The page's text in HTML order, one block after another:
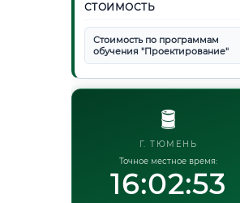
СТОИМОСТЬ
Стоимость по программам
обучения "Проектирование"
🛢️
Г. ТЮМЕНЬ
Точное местное время:
16:02:54